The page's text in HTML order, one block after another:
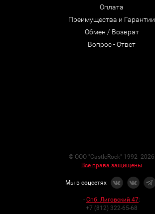
Оплата
Преимущества и Гарантии
Обмен / Возврат
Вопрос - Ответ
© ООО "CastleRock" 1992- 2026
Все права защищены
Мы в соцсетях
- Спб. Лиговский 47:
+7 (812) 322-65-68